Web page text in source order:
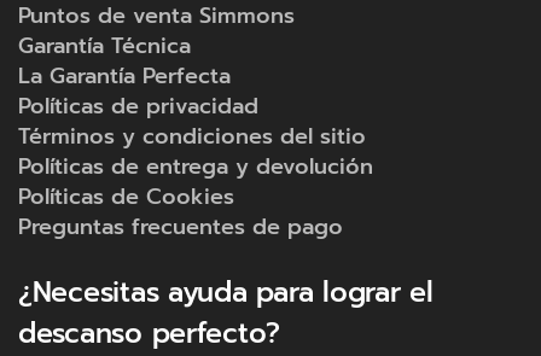
Puntos de venta Simmons
Garantía Técnica
La Garantía Perfecta
Políticas de privacidad
Términos y condiciones del sitio
Políticas de entrega y devolución
Políticas de Cookies
Preguntas frecuentes de pago
¿Necesitas ayuda para lograr el
descanso perfecto?